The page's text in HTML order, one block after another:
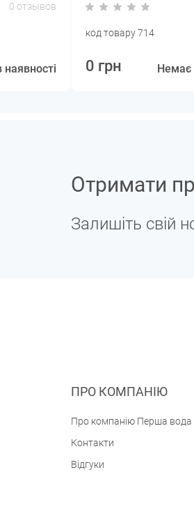
0 отзывов
код товару 714
0 грн Немає
Отримати
Залишіть свій
ПРО КОМПАНІЮ
Про компанію Перша вода
Контакти
Відгуки